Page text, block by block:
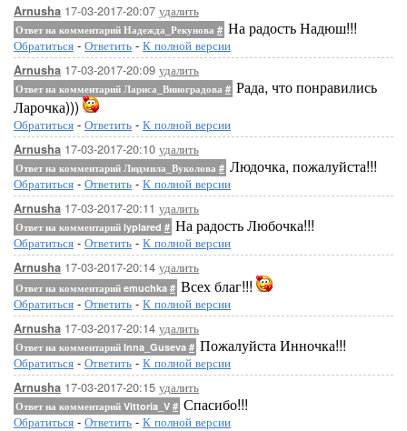
Arnusha 17-03-2017-20:07 удалить
Ответ на комментарий Надежда_Рекунова # На радость Надюш!!!
Обратиться - Ответить - К полной версии
Arnusha 17-03-2017-20:09 удалить
Ответ на комментарий Лариса_Виноградова # Рада, что понравились
Ларочка)))
Обратиться - Ответить - К полной версии
Arnusha 17-03-2017-20:10 удалить
Ответ на комментарий Людмила_Вуколова # Людочка, пожалуйста!!!
Обратиться - Ответить - К полной версии
Arnusha 17-03-2017-20:11 удалить
Ответ на комментарий lyplared # На радость Любочка!!!
Обратиться - Ответить - К полной версии
Arnusha 17-03-2017-20:14 удалить
Ответ на комментарий emuchka # Всех благ!!!
Обратиться - Ответить - К полной версии
Arnusha 17-03-2017-20:14 удалить
Ответ на комментарий Inna_Guseva # Пожалуйста Инночка!!!
Обратиться - Ответить - К полной версии
Arnusha 17-03-2017-20:15 удалить
Ответ на комментарий Vittoria_V # Спасибо!!!
Обратиться - Ответить - К полной версии